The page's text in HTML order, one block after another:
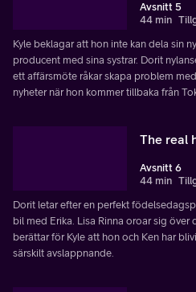
Avsnitt 5
44 min
Kyle beklagar att hon inte kan dela sin
producent med sina systrar. Dorit
ett affärsmöte råkar skapa problem
nyheter när hon kommer tillbaka från
The real
Avsnitt 6
44 min
Dorit letar efter en perfekt
bil med Erika. Lisa Rinna oroar sig
berättar för Kyle att hon och Ken har
särskilt avslappnande.